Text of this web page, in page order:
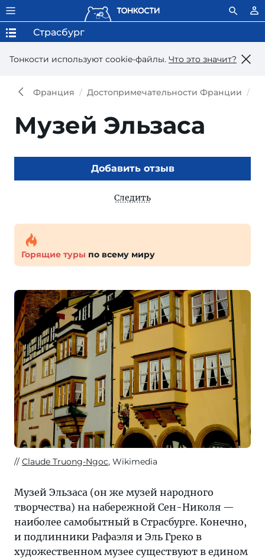
Тонкости используют сookie-файлы. Что это значит?
Страсбург
Франция Достопримечательности Франции
Музей Эльзаса
Добавить отзыв
Следить
Горящие туры по всему миру
Claude Truong-Ngoc, Wikimedia
Музей Эльзаса (он же музей народного
творчества) на набережной Сен-Николя —
наиболее самобытный в Страсбурге. Конечно,
и подлинники Рафаэля и Эль Греко в
художественном музее существуют в едином